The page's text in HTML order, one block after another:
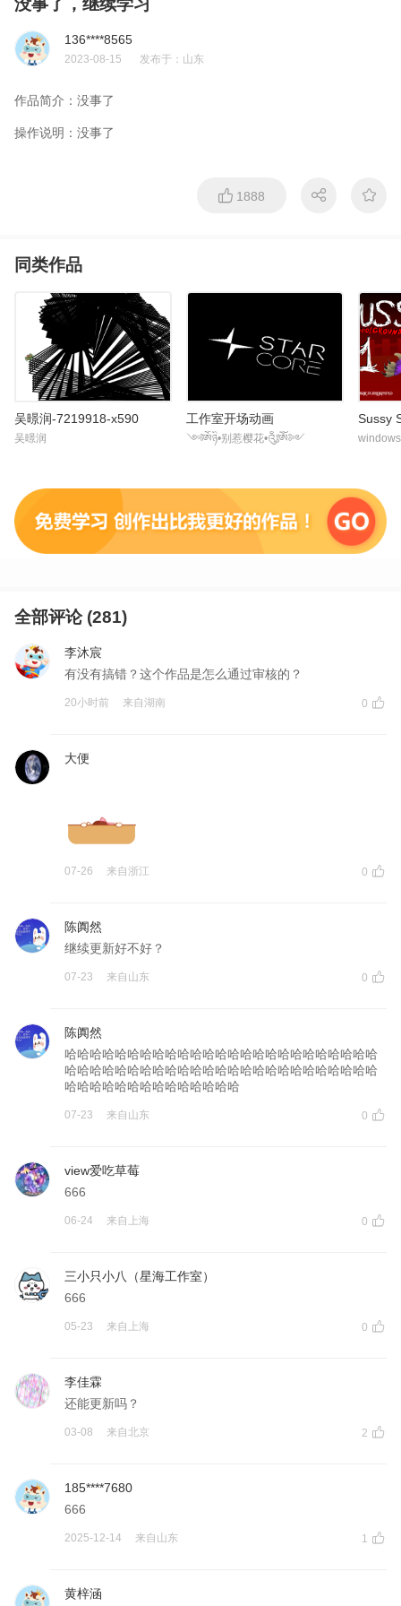
没事了，继续学习
136****8565
2023-08-15 发布于： 山东
作品简介： 没事了
操作说明： 没事了
1888
同类作品
吴暻润-7219918-x590
吴暻润
工作室开场动画
༺ༀཉི•别惹樱花•༃ༀ༻
Sussy
全部评论 (281)
李沐宸
有没有搞错？这个作品是怎么通过审核的？
20小时前 来自湖南 0
大便
07-26 来自浙江 0
陈阗然
继续更新好不好？
07-23 来自 山东 0
陈阗然
哈哈哈哈哈哈哈哈哈哈哈哈哈哈哈哈哈哈哈哈哈哈哈哈哈
哈哈哈哈哈哈哈哈哈哈哈哈哈哈哈哈哈哈哈哈哈哈哈哈哈
哈哈哈哈哈哈哈哈哈哈哈哈哈哈
07-23 来自 山东 0
view爱吃草莓
666
06-24 来自 上海 0
三小只小八（星海工作室）
666
05-23 来自 上海 0
李佳霖
还能更新吗？
03-08 来自 北京 2
185****7680
666
2025-12-14 来自 山东 1
黄梓涵